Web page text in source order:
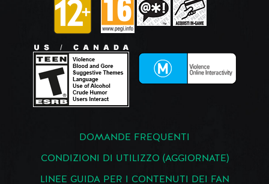
DOMANDE FREQUENTI
CONDIZIONI DI UTILIZZO (AGGIORNATE)
LINEE GUIDA PER I CONTENUTI DEI FAN